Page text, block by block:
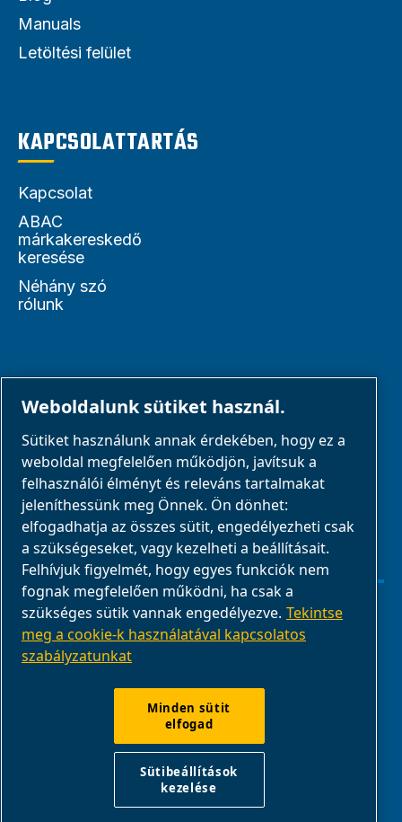
Manuals
Letöltési felület
KAPCSOLATTARTÁS
Kapcsolat
ABAC
márkakereskedő
keresése
Néhány szó
rólunk
PARTNEREK
Üzleti partnerek
E-Connect 2,0
Üzleti portál
ABAC
médiagaléria
Sütibeállítások kezelése
Termék megfelelősége
Jelentsd a nem megfelelő viselkedést
ABAC International | Multiair International Srl - Via Cristoforo
Colombo 3, 10070, Robassomero (TO), Italy |
Weboldalunk sütiket használ.
Sütiket használunk annak érdekében, hogy ez a
weboldal megfelelően működjön, javítsuk a
felhasználói élményt és releváns tartalmakat
jeleníthessünk meg Önnek. Ön dönhet:
elfogadhatja az összes sütit, engedélyezheti csak
a szükségeseket, vagy kezelheti a beállításait.
Felhívjuk figyelmét, hogy egyes funkciók nem
fognak megfelelően működni, ha csak a
szükséges sütik vannak engedélyezve. Tekintse
meg a cookie-k használatával kapcsolatos
szabályzatunkat
Minden sütit
elfogad
Sütibeállítások
kezelése